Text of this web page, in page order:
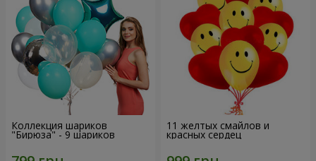
Коллекция шариков
"Бирюза" - 9 шариков
11 желтых смайлов и
красных сердец